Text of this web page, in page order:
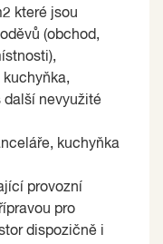
které jsou
(obchod,
další nevyužité
kuchyňka
provozní
pro
dispozičně i